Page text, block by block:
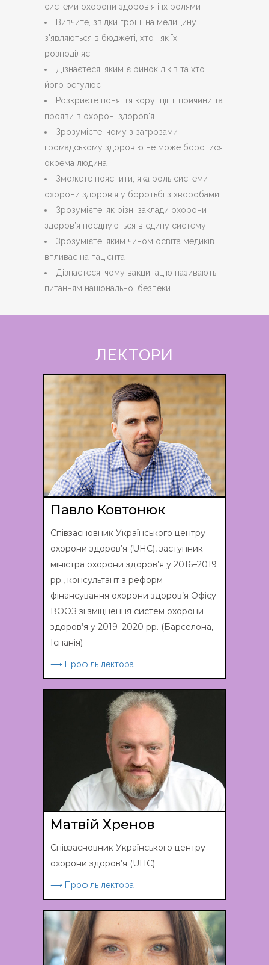
системи охорони здоров'я і їх ролями
Вивчите, звідки гроші на медицину
з'являються в бюджеті, хто і як їх
розподіляє
Дізнаєтеся, яким є ринок ліків та хто
його регулює
Розкриєте поняття корупції, її причини та
прояви в охороні здоров'я
Зрозумієте, чому з загрозами
громадському здоров’ю не може боротися
окрема людина
Зможете пояснити, яка роль системи
охорони здоров'я у боротьбі з хворобами
Зрозумієте, як різні заклади охорони
здоров’я поєднуються в єдину систему
Зрозумієте, яким чином освіта медиків
впливає на пацієнта
Дізнаєтеся, чому вакцинацію називають
питанням національної безпеки
ЛЕКТОРИ
Павло Ковтонюк
Співзасновник Українського центру
охорони здоров’я (UHC), заступник
міністра охорони здоров’я у 2016–2019
рр., консультант з реформ
фінансування охорони здоров’я Офісу
ВООЗ зі зміцнення систем охорони
здоров’я у 2019–2020 рр. (Барселона,
Іспанія)
⟶ Профіль лектора
Матвій Хренов
Співзасновник Українського центру
охорони здоров’я (UHC)
⟶ Профіль лектора